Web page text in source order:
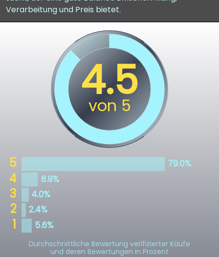
Verarbeitung und Preis bietet.
Durchschnittliche Bewertung verifizierter Käufe
und deren Bewertungen in Prozent